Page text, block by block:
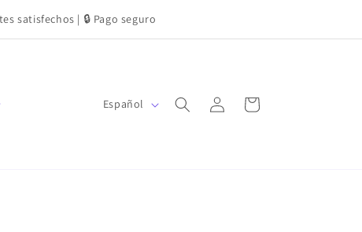
satisfechos | 🔒 Pago seguro
Español
sesión
Carrito